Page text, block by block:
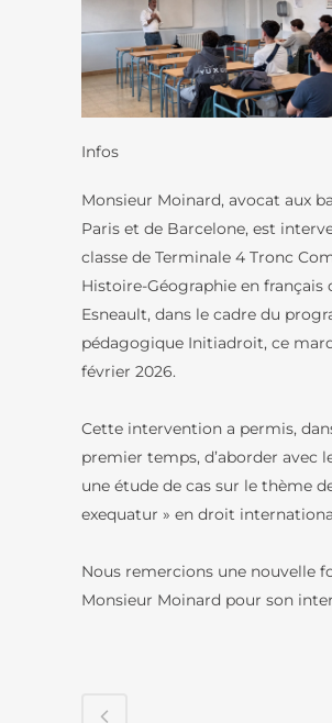
Infos
Monsieur Moinard, avocat aux
Paris et de Barcelone, est
classe de Terminale 4 Tronc
Histoire-Géographie en français
Esneault, dans le cadre du
pédagogique Initiadroit, ce
février 2026.
Cette intervention a permis,
premier temps, d’aborder avec
une étude de cas sur le thème de
exequatur » en droit
Nous remercions une nouvelle
Monsieur Moinard pour son